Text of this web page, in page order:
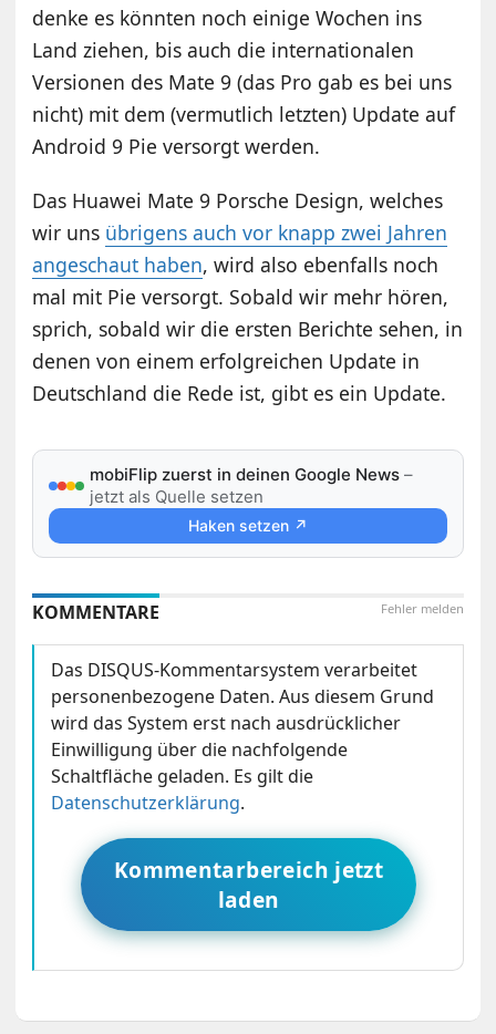
denke es könnten noch einige Wochen ins
Land ziehen, bis auch die internationalen
Versionen des Mate 9 (das Pro gab es bei uns
nicht) mit dem (vermutlich letzten) Update auf
Android 9 Pie versorgt werden.
Das Huawei Mate 9 Porsche Design, welches
wir uns übrigens auch vor knapp zwei Jahren
angeschaut haben, wird also ebenfalls noch
mal mit Pie versorgt. Sobald wir mehr hören,
sprich, sobald wir die ersten Berichte sehen, in
denen von einem erfolgreichen Update in
Deutschland die Rede ist, gibt es ein Update.
mobiFlip zuerst in deinen Google News –
jetzt als Quelle setzen
Haken setzen ↗
Fehler melden
KOMMENTARE
Das DISQUS-Kommentarsystem verarbeitet
personenbezogene Daten. Aus diesem Grund
wird das System erst nach ausdrücklicher
Einwilligung über die nachfolgende
Schaltfläche geladen. Es gilt die
Datenschutzerklärung.
Kommentarbereich jetzt
laden